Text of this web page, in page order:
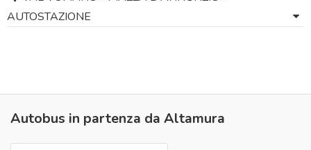
AUTOSTAZIONE
Autobus in partenza da Altamura